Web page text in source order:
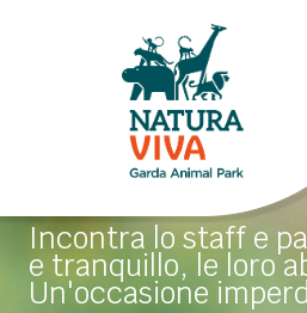
Alla
Incontra lo staff e
e tranquillo, le loro
Un'occasione